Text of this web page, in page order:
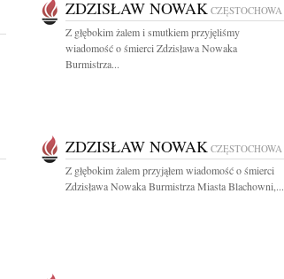
ZDZISŁAW NOWAK CZĘSTOCHOWA
Z głębokim żalem i smutkiem przyjęliśmy
wiadomość o śmierci Zdzisława Nowaka
Burmistrza...
ZDZISŁAW NOWAK CZĘSTOCHOWA
Z głębokim żalem przyjąłem wiadomość o śmierci
Zdzisława Nowaka Burmistrza Miasta Blachowni,...